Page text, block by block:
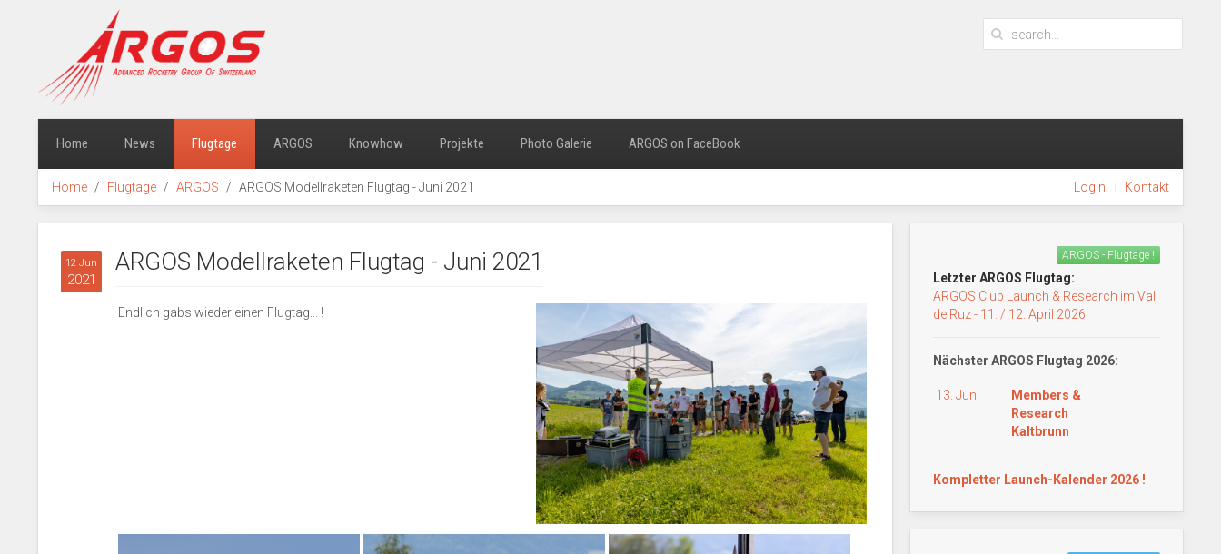
Home News Flugtage ARGOS Knowhow Projekte Photo Galerie ARGOS on FaceBook
Home Flugtage ARGOS ARGOS Modellraketen Flugtag - Juni 2021 Login Kontakt
12 Jun
2021
ARGOS Modellraketen Flugtag - Juni 2021
Endlich gabs wieder einen Flugtag... !
ARGOS - Flugtage !
Letzter ARGOS Flugtag:
ARGOS Club Launch & Research im Val
de Ruz - 11. / 12. April 2026
Nächster ARGOS Flugtag 2026:
13. Juni
Members &
Research
Kaltbrunn
Kompletter Launch-Kalender 2026 !